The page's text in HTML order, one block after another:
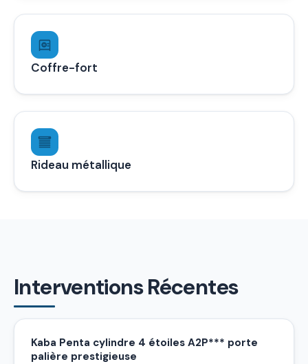
Coffre-fort
Rideau métallique
Interventions Récentes
Kaba Penta cylindre 4 étoiles A2P*** porte
palière prestigieuse